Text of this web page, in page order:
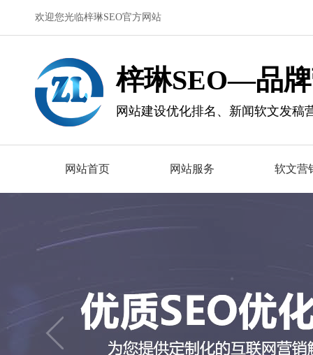
欢迎您光临梓琳SEO官方网站
梓琳SEO—品
网站建设优化排名、新闻软文发稿
网站首页 网站服务 软文营